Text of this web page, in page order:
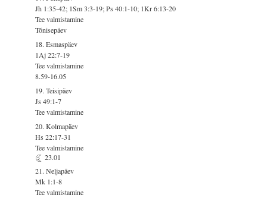
Jh 1:35-42; 1Sm 3:3-19; Ps 40:1-10; 1Kr 6:13-20
Tee valmistamine
Tõnisepäev
18. Esmaspäev
1Aj 22:7-19
Tee valmistamine
8.59-16.05
19. Teisipäev
Js 49:1-7
Tee valmistamine
20. Kolmapäev
Hs 22:17-31
Tee valmistamine
23.01
21. Neljapäev
Mk 1:1-8
Tee valmistamine